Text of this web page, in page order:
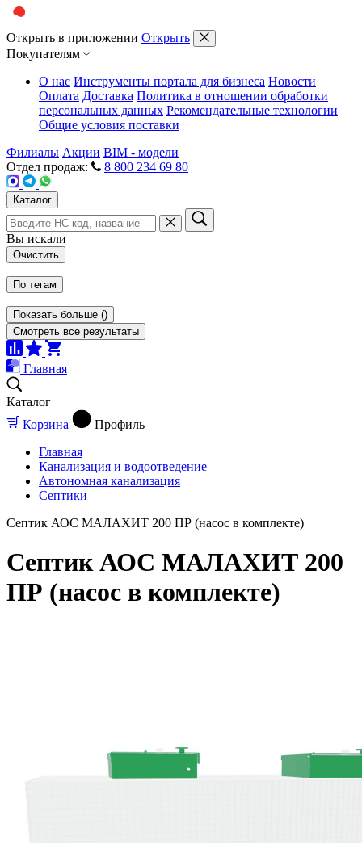
Открыть в приложении Открыть
Покупателям
О нас Инструменты портала для бизнеса Новости
Оплата Доставка Политика в отношении обработки
персональных данных Рекомендательные технологии
Общие условия поставки
Филиалы Акции BIM - модели
Отдел продаж:
8 800 234 69 80
Каталог
Вы искали
Очистить
По тегам
Показать больше ()
Смотреть все результаты
Главная
Каталог
Корзина
Профиль
Главная
Канализация и водоотведение
Автономная канализация
Септики
Септик АОС МАЛАХИТ 200 ПР (насос в комплекте)
Септик АОС МАЛАХИТ 200
ПР (насос в комплекте)